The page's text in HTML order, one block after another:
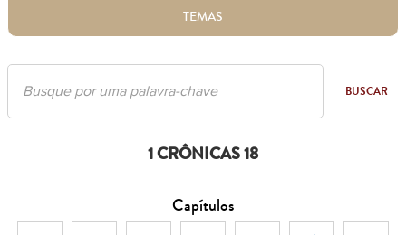
TEMAS
BUSCAR
1 CRÔNICAS 18
Capítulos